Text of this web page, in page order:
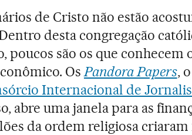
de Cristo não estão
desta congregação
poucos são os que conhecem
OsPandora Papers,
Internacional de
abre uma janela para as
da ordem religiosa